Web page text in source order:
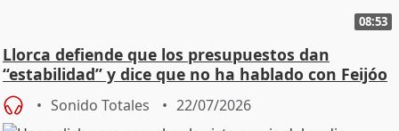
08:53
Llorca defiende que los presupuestos dan
“estabilidad” y dice que no ha hablado con Feijóo
Sonido Totales 22/07/2026